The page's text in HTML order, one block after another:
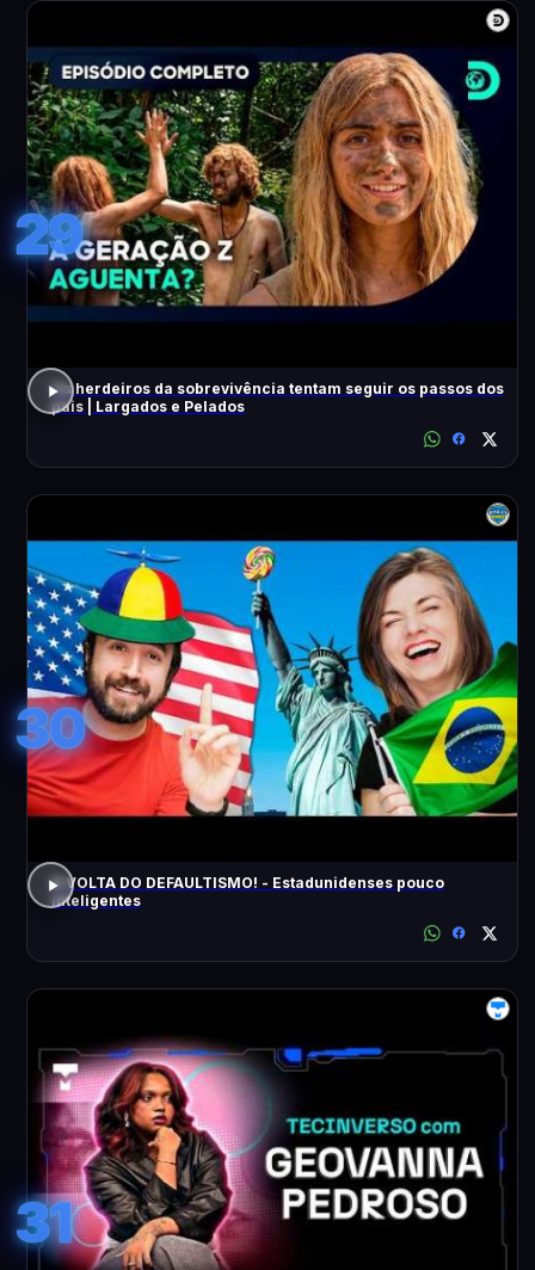
29
Os herdeiros da sobrevivência tentam seguir os passos dos
pais | Largados e Pelados
30
A VOLTA DO DEFAULTISMO! - Estadunidenses pouco
inteligentes
31